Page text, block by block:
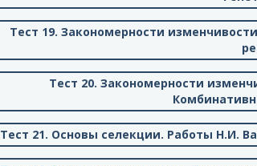
Тест 19. Закономерности
Тест 20. Закономерности
Тест 21. Основы селекции. Работы Н.И.